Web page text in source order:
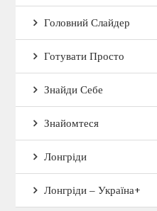
Головний Слайдер
Готувати Просто
Знайди Себе
Знайомтеся
Лонгріди
Лонгріди – Україна+